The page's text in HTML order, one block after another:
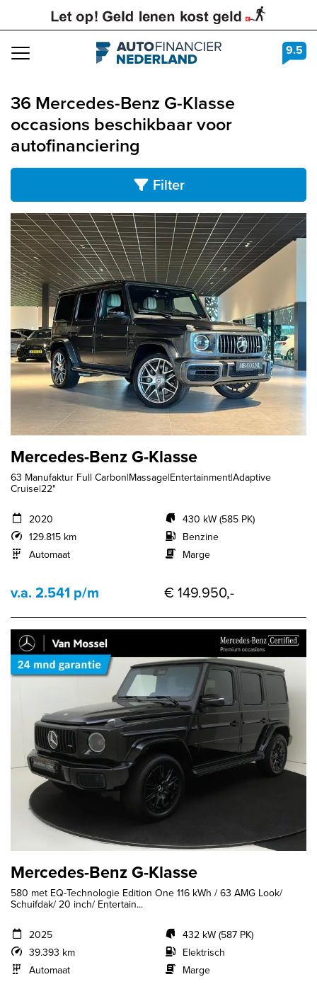
Navigation 9.5
36 Mercedes-Benz G-Klasse
occasions beschikbaar voor
autofinanciering
Filter
Mercedes-Benz G-Klasse
63 Manufaktur Full Carbon|Massage|Entertainment|Adaptive
Cruise|22"
2020
129.815 km
Automaat
430 kW (585 PK)
Benzine
Marge
v.a. 2.541 p/m € 149.950,-
Mercedes-Benz G-Klasse
580 met EQ-Technologie Edition One 116 kWh / 63 AMG Look/
Schuifdak/ 20 inch/ Entertain...
2025
39.393 km
Automaat
432 kW (587 PK)
Elektrisch
Marge